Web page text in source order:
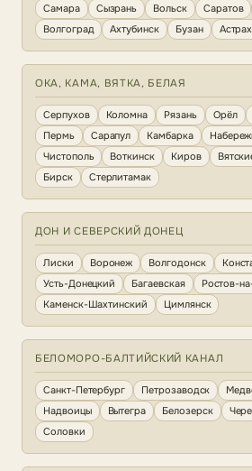
Самара
Сызрань Вольск Саратов
Волгоград
Ахтубинск Бузан
ОКА, КАМА, ВЯТКА, БЕЛАЯ
Серпухов Коломна Рязань Орёл
Пермь
Сарапул Камбарка
Чистополь
Воткинск Киров
Бирск
Стерлитамак
ДОН И СЕВЕРСКИЙ ДОНЕЦ
Лиски Воронеж Волгодонск
Усть-Донецкий
Багаевская Ростов-
Каменск-Шахтинский
Цимлянск
БЕЛОМОРО-БАЛТИЙСКИЙ КАНАЛ
Санкт-Петербург Петрозаводск
Надвоицы
Вытегра Белозерск
Соловки